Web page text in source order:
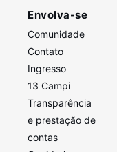
Envolva-se
Comunidade
Contato
Ingresso
13 Campi
Transparência
e prestação de
contas